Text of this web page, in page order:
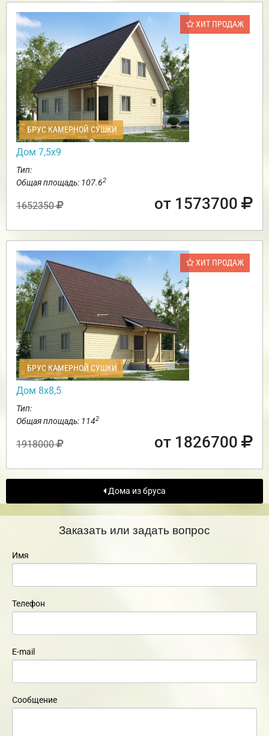
ХИТ ПРОДАЖ
БРУС КАМЕРНОЙ СУШКИ
Дом 7,5х9
Тип:
Общая площадь: 107.62
1652350 от 1573700
ХИТ ПРОДАЖ
БРУС КАМЕРНОЙ СУШКИ
Дом 8х8,5
Тип:
Общая площадь: 1142
1918000 от 1826700
Дома из бруса
Заказать или задать вопрос
Имя
Телефон
E-mail
Сообщение